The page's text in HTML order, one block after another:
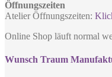
Öffnungszeiten
Atelier Öffnungszeiten:
Online Shop läuft normal
Wunsch Traum